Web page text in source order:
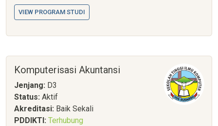
VIEW PROGRAM STUDI
Komputerisasi Akuntansi
Jenjang: D3
Status: Aktif
Akreditasi: Baik Sekali
PDDIKTI: Terhubung